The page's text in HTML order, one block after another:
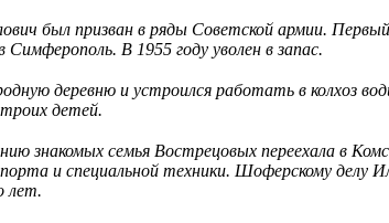
был призван в ряды Советской армии.
Симферополь. В 1955 году уволен в запас.
деревню и устроился работать в колхоз
детей.
знакомых семья Вострецовых переехала в
и специальной техники. Шоферскому
лет.